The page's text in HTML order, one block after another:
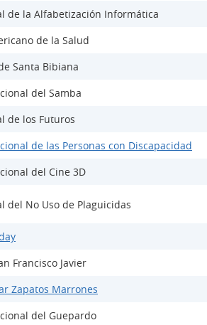
de la Alfabetización Informática
de la Salud
Santa Bibiana
del Samba
de los Futuros
de las Personas con Discapacidad
del Cine 3D
del No Uso de Plaguicidas
Francisco Javier
Zapatos Marrones
del Guepardo